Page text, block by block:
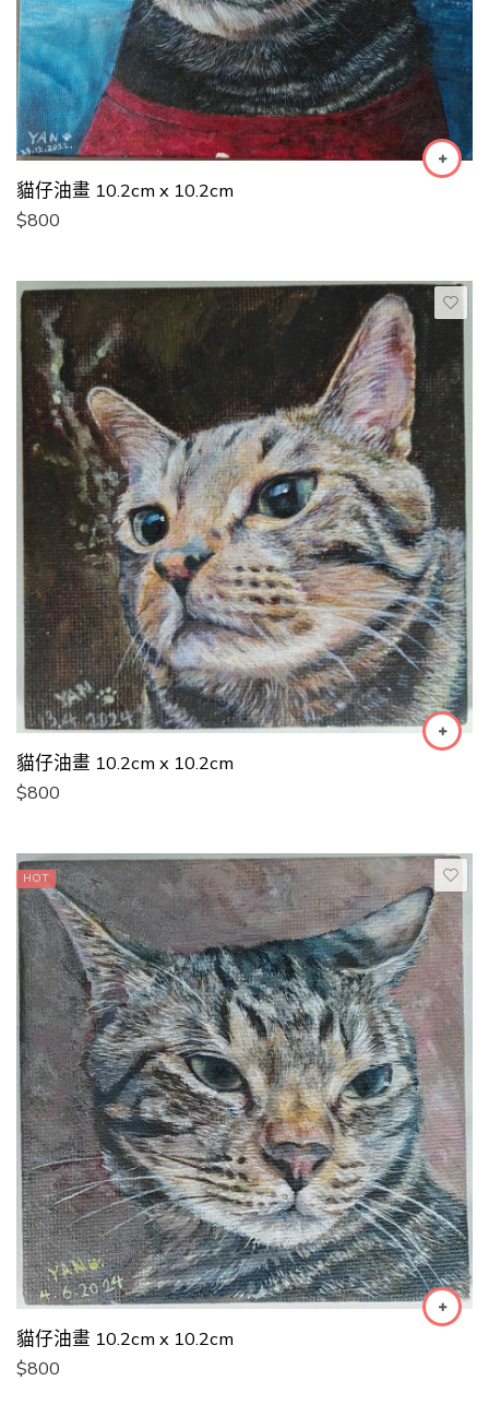
貓仔油畫 10.2cm x 10.2cm
$800
貓仔油畫 10.2cm x 10.2cm
$800
HOT
貓仔油畫 10.2cm x 10.2cm
$800